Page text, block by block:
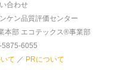
合わせ
ケン品質評価センター
本部 エコテックス®事業部
5875-6055
て ／ PRについて